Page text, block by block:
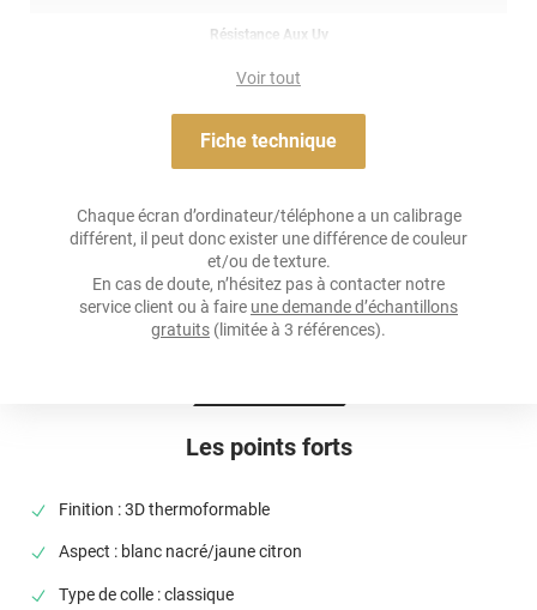
Les points forts
Finition : 3D thermoformable
Aspect : blanc nacré/jaune citron
Type de colle : classique
courbées ! Il est donc privilégié pour un total covering mais
également sur du partiel covering comme des rétroviseurs par
exemple. Un doute ? N’hésitez pas à contacter notre équipe pour
Variance Auto est fabriqué en Belgique.
Référence produit : cam4500
Résistance Aux Uv
Acrylique permanent transparent ou gris
Épaisseur
100 µ
Température D'application
Température D'utilisation
film auto-éteignant si appliqué sur aluminium, verre, acier
Voir tout
Fiche technique
Chaque écran d’ordinateur/téléphone a un calibrage
différent, il peut donc exister une différence de couleur
et/ou de texture.
En cas de doute, n’hésitez pas à contacter notre
service client ou à faire une demande d’échantillons
gratuits (limitée à 3 références).